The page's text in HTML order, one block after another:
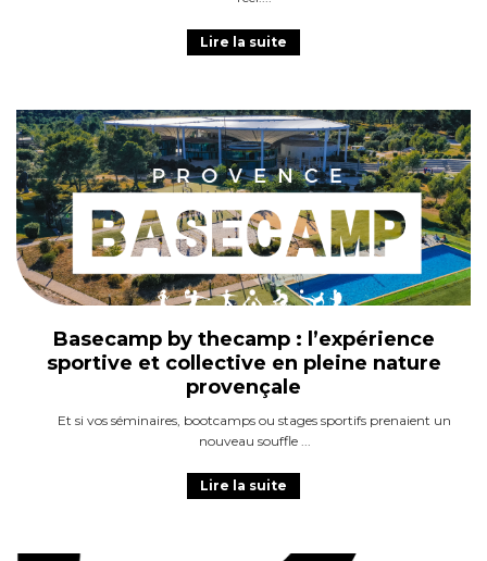
Lire la suite
Basecamp by thecamp : l’expérience
sportive et collective en pleine nature
provençale
Et si vos séminaires, bootcamps ou stages sportifs prenaient un
nouveau souffle
Lire la suite